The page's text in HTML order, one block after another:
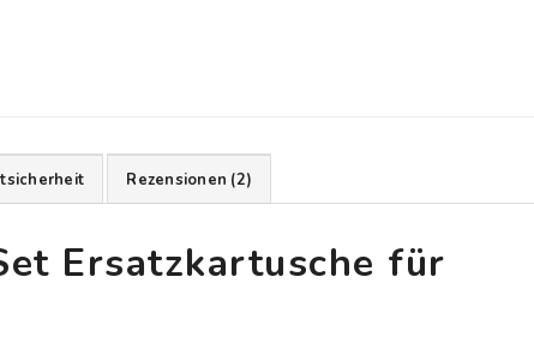
Rezensionen (2)
Ersatzkartusche für